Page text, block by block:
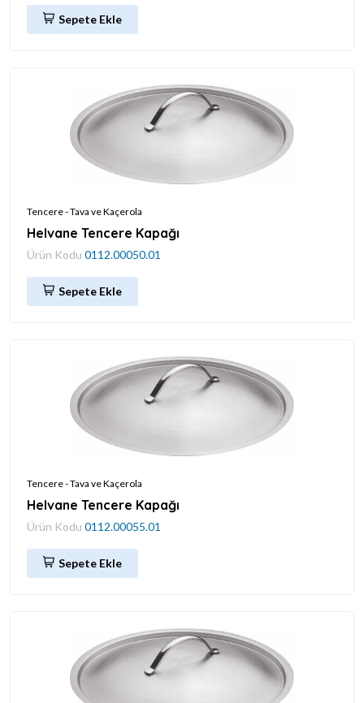
Sepete Ekle
Tencere - Tava ve Kaçerola
Helvane Tencere Kapağı
Ürün Kodu 0112.00050.01
Sepete Ekle
Tencere - Tava ve Kaçerola
Helvane Tencere Kapağı
Ürün Kodu 0112.00055.01
Sepete Ekle